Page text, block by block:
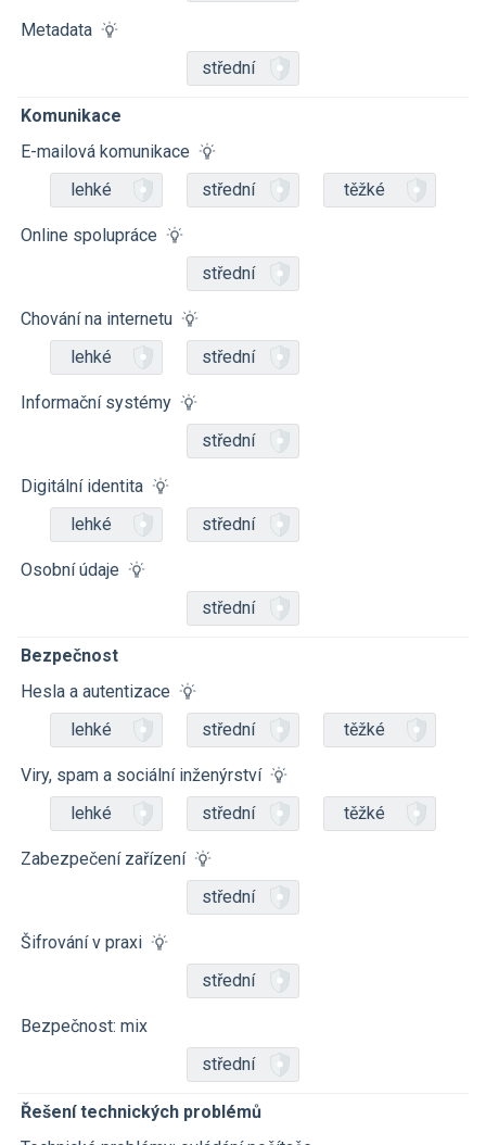
Metadata
střední
Komunikace
E-mailová komunikace
lehké
střední těžké
Online spolupráce
střední
Chování na internetu
lehké
střední
Informační systémy
střední
Digitální identita
lehké
střední
Osobní údaje
střední
Bezpečnost
Hesla a autentizace
lehké
střední těžké
Viry, spam a sociální inženýrství
lehké
střední těžké
Zabezpečení zařízení
střední
Šifrování v praxi
střední
Bezpečnost: mix
střední
Řešení technických problémů